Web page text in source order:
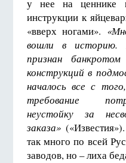
у нее на ценнике
инструкции к
«вверх ногами».
вошли в
признан
конструкций в
началось все с
требование
неустойку за
заказа»
так много по всей
заводов, но – лиха